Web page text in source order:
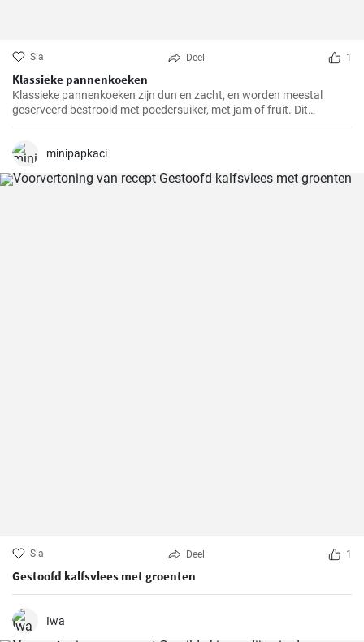
Sla Deel 1
Klassieke pannenkoeken
Klassieke pannenkoeken zijn dun en zacht, en worden meestal
geserveerd bestrooid met poedersuiker, met jam of fruit. Dit
eenvoudige gerecht is een populaire keuze voor het ontbijt, de lunch
hartige vullingen naar smaak.
minipapkaci
Sla Deel 1
Gestoofd kalfsvlees met groenten
Iwa